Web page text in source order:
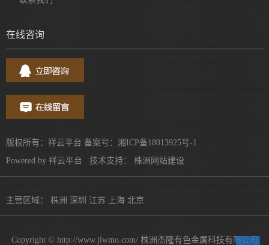
在线咨询
版权所有：祥云平台 备案号： 湘ICP备18013925号-1
Powered by 祥云平台 技术支持： 株洲网站建设
主营区域： 株洲 深圳 江苏 上海 北京
Copyright © http://www.jlwmo.com/ 株洲杰隆有色金属科技有限公司